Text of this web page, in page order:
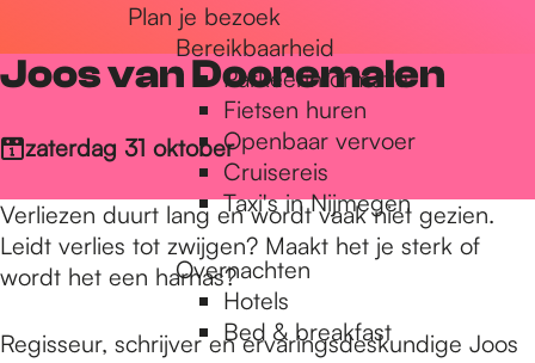
Plan je bezoek
Bereikbaarheid
Parkeerinformatie
Fietsen huren
Openbaar vervoer
Cruisereis
Taxi's in Nijmegen
Overnachten
Hotels
Bed & breakfast
Joos van Dooremalen
zaterdag 31 oktober
Verliezen duurt lang en wordt vaak niet gezien.
Leidt verlies tot zwijgen? Maakt het je sterk of
wordt het een harnas?
Regisseur, schrijver en ervaringsdeskundige Joos